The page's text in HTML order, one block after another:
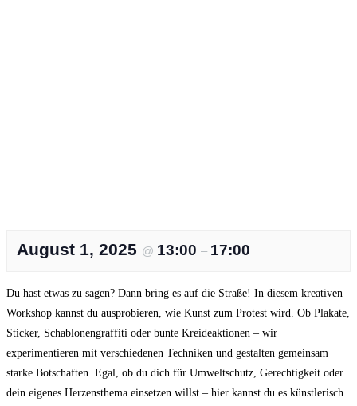
August 1, 2025 @ 13:00 – 17:00
Du hast etwas zu sagen? Dann bring es auf die Straße! In diesem kreativen
Workshop kannst du ausprobieren, wie Kunst zum Protest wird. Ob Plakate,
Sticker, Schablonengraffiti oder bunte Kreideaktionen – wir
experimentieren mit verschiedenen Techniken und gestalten gemeinsam
starke Botschaften. Egal, ob du dich für Umweltschutz, Gerechtigkeit oder
dein eigenes Herzensthema einsetzen willst – hier kannst du es künstlerisch